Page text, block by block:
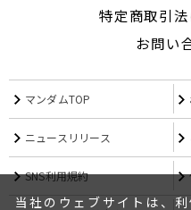
特定商取引
お問い
マンダムTOP
ニュースリリース
SNS利用規約
当社のウェブサイトは、